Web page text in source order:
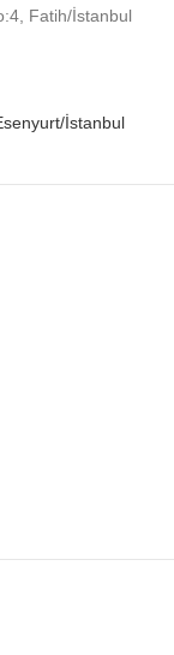
Fatih/İstanbul
İstanbul